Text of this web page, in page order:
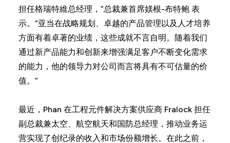
担任格瑞特維总经理，”总裁兼首席媄根-布特鲍 表
示。“亚当在战略规划、卓越的产品管理以及人才培养
方面有着卓著的业绩，这些成就不言自明。随着我们
通过新产品能力和创新来增强满足客户不断变化需求
的能力，他的领导力对公司而言将具有不可估量的价
值。”
最近，Phan 在工程元件解决方案供应商 Fralock 担任
副总裁兼太空、航空航天和国防总经理，推动业务运
营实现了创纪录的收入和市场份额增长。在此之前，